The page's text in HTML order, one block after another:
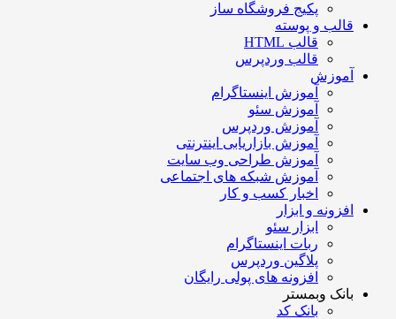
پکیج فروشگاه ساز
قالب و پوسته
قالب HTML
قالب وردپرس
آموزش
آموزش اینستاگرام
آموزش سئو
آموزش وردپرس
آموزش بازاریابی اینترنتی
آموزش طراحی وب سایت
آموزش شبکه های اجتماعی
اخبار کسب و کار
افزونه و ابزار
ابزار سئو
ربات اینستاگرام
پلاگین وردپرس
افزونه های پولی رایگان
بانک وبمستر
بانک کد